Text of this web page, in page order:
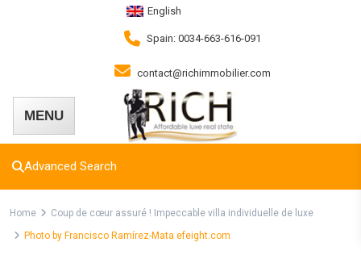
English
Spain: 0034-663-616-091
contact@richimmobilier.com
Advanced Search
Home
Coup de cœur assuré ! Impeccable villa individuelle de luxe
Photo by Francisco Ramírez-Mata efeight.com